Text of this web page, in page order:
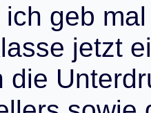
ich geb mal
lasse jetzt ei
die Unterdr